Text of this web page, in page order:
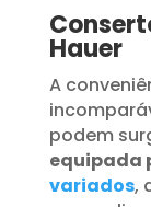
Hauer
A
podem
equipada
variados,